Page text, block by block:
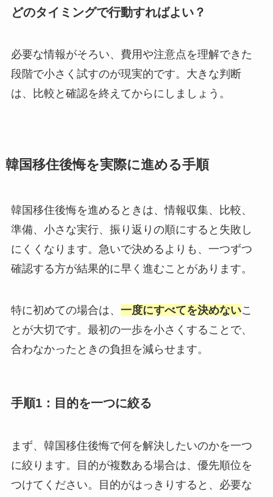
どのタイミングで行動すればよい？
必要な情報がそろい、費用や注意点を理解できた
段階で小さく試すのが現実的です。大きな判断
は、比較と確認を終えてからにしましょう。
韓国移住後悔を実際に進める手順
韓国移住後悔を進めるときは、情報収集、比較、
準備、小さな実行、振り返りの順にすると失敗し
にくくなります。急いで決めるよりも、一つずつ
確認する方が結果的に早く進むことがあります。
特に初めての場合は、 一度にすべてを決めないこ
とが大切です。最初の一歩を小さくすることで、
合わなかったときの負担を減らせます。
手順1：目的を一つに絞る
まず、韓国移住後悔で何を解決したいのかを一つ
に絞ります。目的が複数ある場合は、優先順位を
つけてください。目的がはっきりすると、必要な